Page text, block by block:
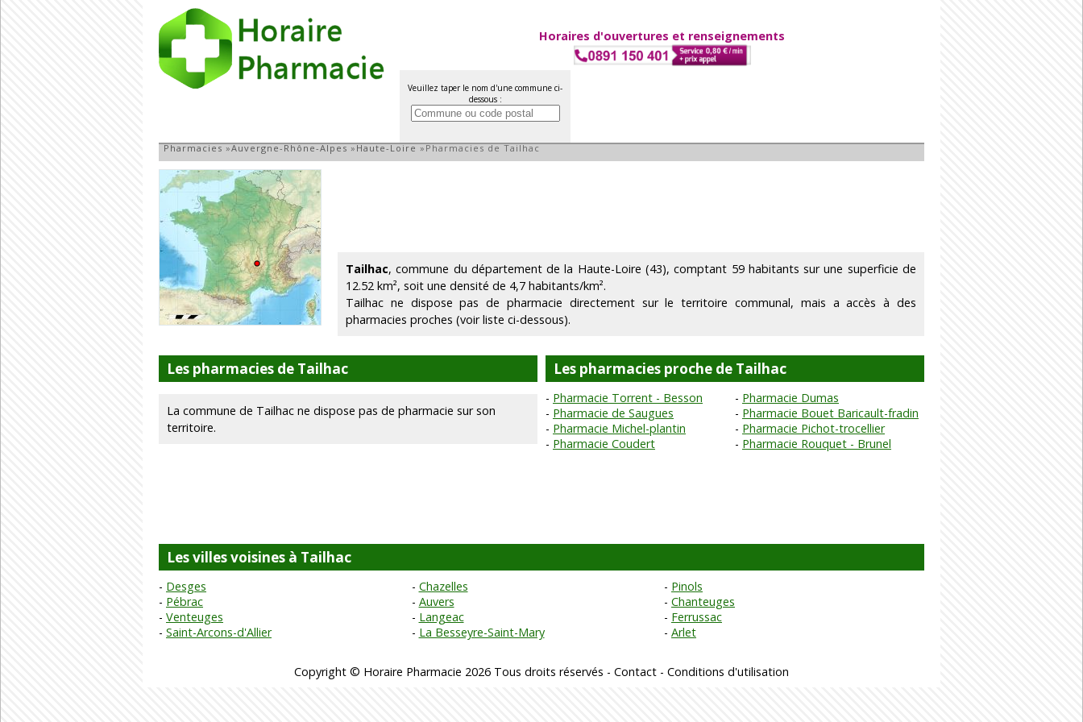
Horaires d'ouvertures et renseignements
Veuillez taper le nom d'une commune ci-
dessous :
Pharmacies»Auvergne-Rhône-Alpes»Haute-Loire»Pharmacies de Tailhac
Tailhac, commune du département de la Haute-Loire (43), comptant 59 habitants sur une superficie de
12.52 km², soit une densité de 4,7 habitants/km².
Tailhac ne dispose pas de pharmacie directement sur le territoire communal, mais a accès à des
pharmacies proches (voir liste ci-dessous).
Les pharmacies de Tailhac
La commune de Tailhac ne dispose pas de pharmacie sur son
territoire.
Les pharmacies proche de Tailhac
Pharmacie Torrent - Besson
Pharmacie Dumas
Pharmacie de Saugues
Pharmacie Bouet Baricault-fradin
Pharmacie Michel-plantin
Pharmacie Pichot-trocellier
Pharmacie Coudert
Pharmacie Rouquet - Brunel
Les villes voisines à Tailhac
Desges Chazelles
Pinols
Pébrac
Auvers
Chanteuges
Venteuges
Langeac
Ferrussac
Saint-Arcons-d'Allier
La Besseyre-Saint-Mary Arlet
Copyright © Horaire Pharmacie 2026 Tous droits réservés - Contact - Conditions d'utilisation